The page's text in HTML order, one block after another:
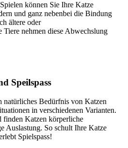
können Sie Ihre Katze
und ganz nebenbei die Bindung
ältere oder
Tiere nehmen diese Abwechslung
Speilspass
natürliches Bedürfnis von Katzen
in verschiedenen Varianten.
finden Katzen körperliche
Auslastung. So schult Ihre Katze
Spielspass!